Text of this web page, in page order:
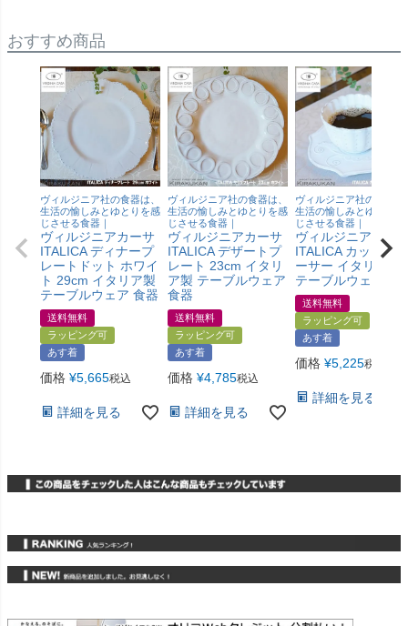
おすすめ商品
ヴィルジニア社の食器は、
生活の愉しみとゆとりを感
じさせる食器｜
ヴィルジニアカーサ
ITALICA ディナープ
レートドット ホワイ
ト 29cm イタリア製
テーブルウェア 食器
送料無料
ラッピング可
あす着
価格 ¥5,665税込
詳細を見る
ヴィルジニア社の食器は、
生活の愉しみとゆとりを感
じさせる食器｜
ヴィルジニアカーサ
ITALICA デザートプ
レート 23cm イタリ
ア製 テーブルウェア
食器
送料無料
ラッピング可
あす着
価格 ¥4,785税込
詳細を見る
ヴィルジニア社の食器は
生活の愉しみとゆとりを
じさせる食器｜
ヴィルジニアカー
ITALICA カップ＆ソ
ーサー イタリア製
テーブルウェア 食
送料無料
ラッピング可
あす着
価格 ¥5,225税込
詳細を見る